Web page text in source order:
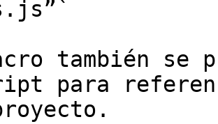
también se
para